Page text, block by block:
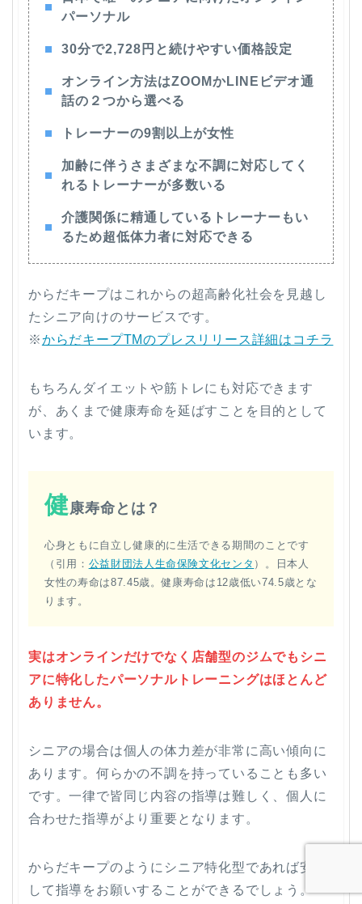
パーソナル
30分で2,728円と続けやすい価格設定
オンライン方法はZOOMかLINEビデオ通
話の２つから選べる
トレーナーの9割以上が女性
加齢に伴うさまざまな不調に対応してく
れるトレーナーが多数いる
介護関係に精通しているトレーナーもい
るため超低体力者に対応できる
からだキープはこれからの超高齢化社会を見越し
たシニア向けのサービスです。
※からだキープTMのプレスリリース詳細はコチラ
もちろんダイエットや筋トレにも対応できます
が、あくまで健康寿命を延ばすことを目的として
います。
健康寿命とは？
心身ともに自立し健康的に生活できる期間のことです
（引用： 公益財団法人生命保険文化センタ ）。日本人
女性の寿命は87.45歳。健康寿命は12歳低い74.5歳とな
ります。
実はオンラインだけでなく店舗型のジムでもシニ
アに特化したパーソナルトレーニングはほとんど
ありません。
シニアの場合は個人の体力差が非常に高い傾向に
あります。何らかの不調を持っていることも多い
です。一律で皆同じ内容の指導は難しく、個人に
合わせた指導がより重要となります。
からだキープのようにシニア特化型であれば安心
して指導をお願いすることができるでしょう。